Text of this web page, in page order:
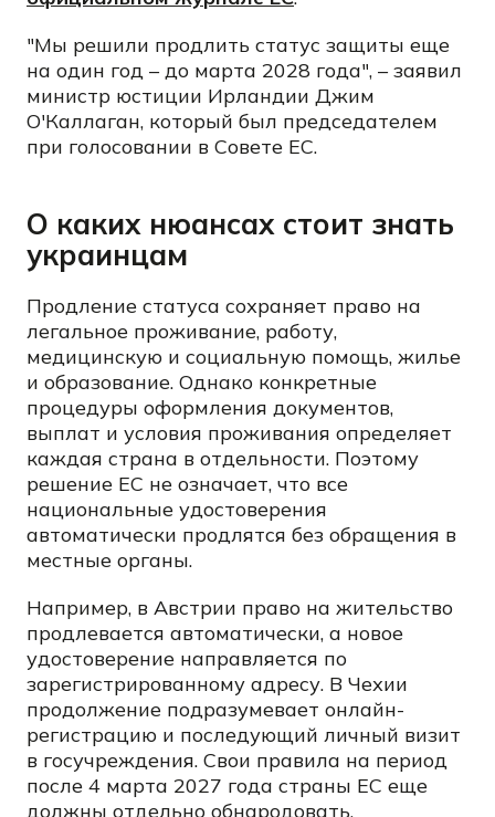
"Мы решили продлить статус защиты еще
на один год – до марта 2028 года", – заявил
министр юстиции Ирландии Джим
О'Каллаган, который был председателем
при голосовании в Совете ЕС.
О каких нюансах стоит знать
украинцам
Продление статуса сохраняет право на
легальное проживание, работу,
медицинскую и социальную помощь, жилье
и образование. Однако конкретные
процедуры оформления документов,
выплат и условия проживания определяет
каждая страна в отдельности. Поэтому
решение ЕС не означает, что все
национальные удостоверения
автоматически продлятся без обращения в
местные органы.
Например, в Австрии право на жительство
продлевается автоматически, а новое
удостоверение направляется по
зарегистрированному адресу. В Чехии
продолжение подразумевает онлайн-
регистрацию и последующий личный визит
в госучреждения. Свои правила на период
после 4 марта 2027 года страны ЕС еще
должны отдельно обнародовать.